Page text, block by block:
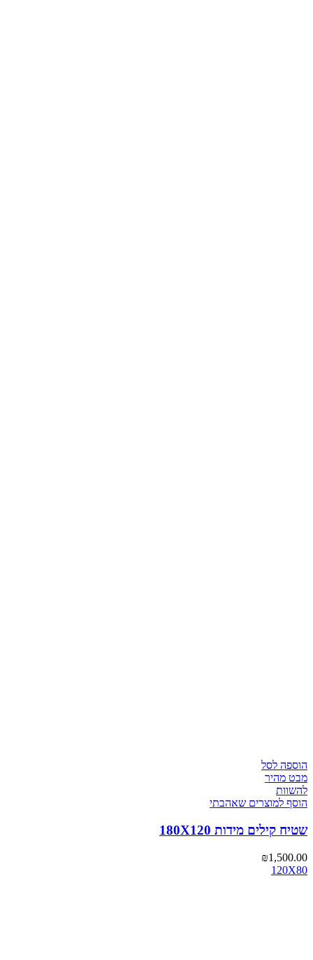
הוספה לסל
מבט מהיר
להשוות
הוסף למוצרים שאהבתי
שטיח קילים מידות 180X120
₪1,500.00
120X80